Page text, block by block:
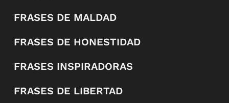
FRASES DE MALDAD
FRASES DE HONESTIDAD
FRASES INSPIRADORAS
FRASES DE LIBERTAD